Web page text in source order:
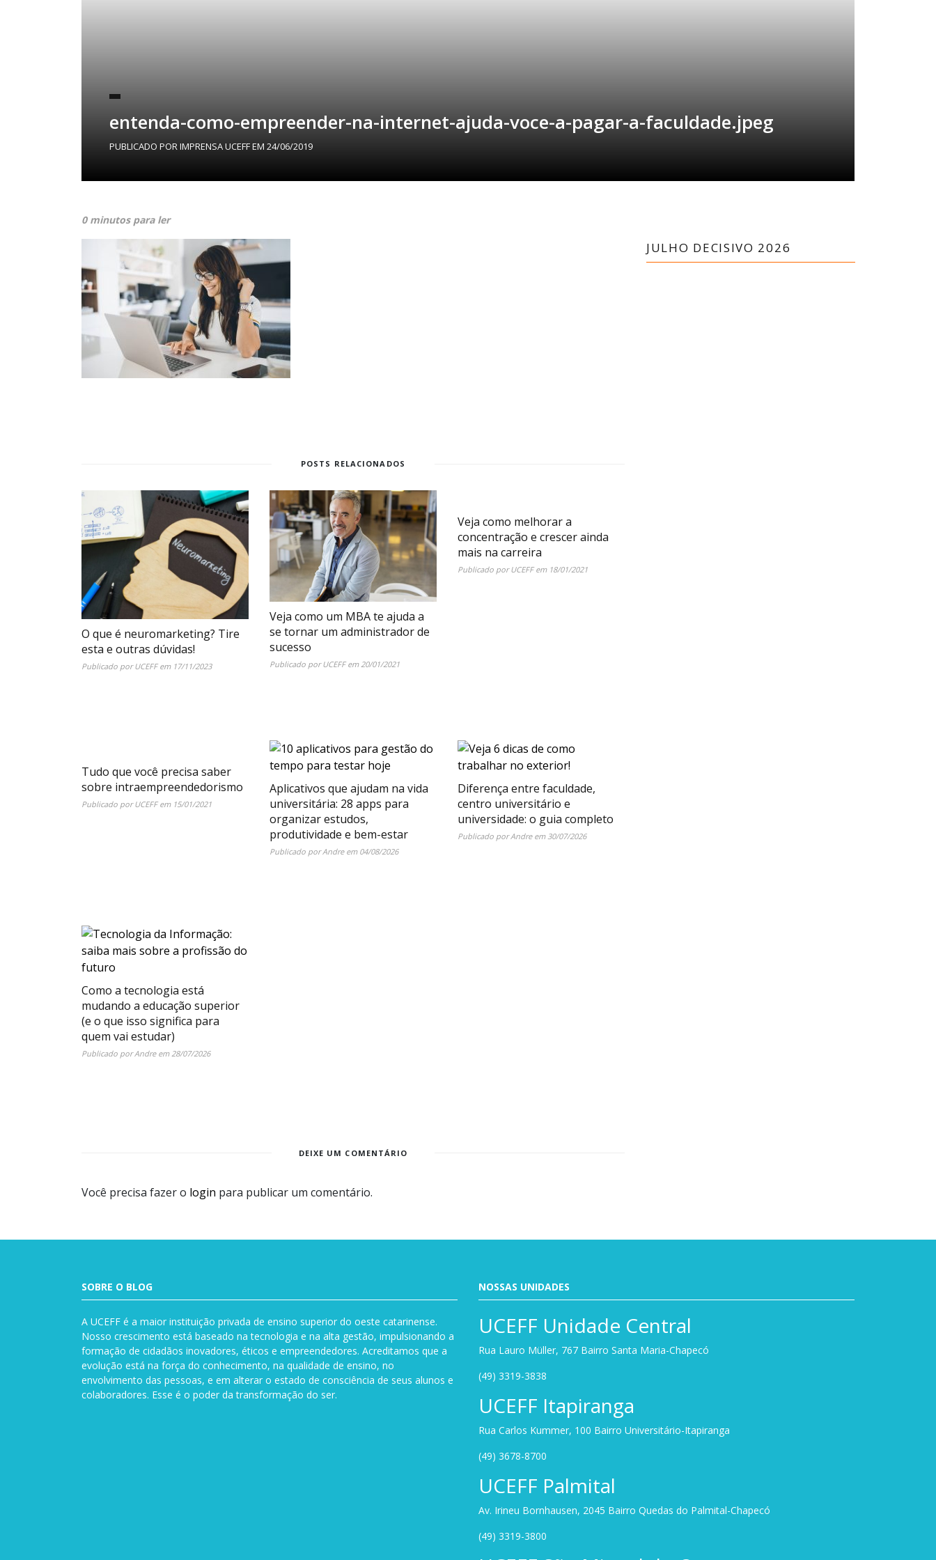
entenda-como-empreender-na-internet-ajuda-voce-a-pagar-a-faculdade.jpeg
PUBLICADO PORIMPRENSA UCEFFEM 24/06/2019
0 minutos para ler
POSTS RELACIONADOS
O que é neuromarketing? Tire
esta e outras dúvidas!
Publicado porUCEFFem 17/11/2023
Veja como um MBA te ajuda a
se tornar um administrador de
sucesso
Publicado porUCEFFem 20/01/2021
Veja como melhorar a
concentração e crescer ainda
mais na carreira
Publicado porUCEFFem 18/01/2021
Tudo que você precisa saber
sobre intraempreendedorismo
Publicado porUCEFFem 15/01/2021
Aplicativos que ajudam na vida
universitária: 28 apps para
organizar estudos,
produtividade e bem-estar
Publicado porAndreem 04/08/2026
Diferença entre faculdade,
centro universitário e
universidade: o guia completo
Publicado porAndreem 30/07/2026
Como a tecnologia está
mudando a educação superior
(e o que isso significa para
quem vai estudar)
Publicado porAndreem 28/07/2026
DEIXE UM COMENTÁRIO
Você precisa fazer o login para publicar um comentário.
JULHO DECISIVO 2026
SOBRE O BLOG
A UCEFF é a maior instituição privada de ensino superior do oeste catarinense.
Nosso crescimento está baseado na tecnologia e na alta gestão, impulsionando a
formação de cidadãos inovadores, éticos e empreendedores. Acreditamos que a
evolução está na força do conhecimento, na qualidade de ensino, no
envolvimento das pessoas, e em alterar o estado de consciência de seus alunos e
colaboradores. Esse é o poder da transformação do ser.
NOSSAS UNIDADES
UCEFF Unidade Central
Rua Lauro Müller, 767 Bairro Santa Maria-Chapecó
(49) 3319-3838
UCEFF Itapiranga
Rua Carlos Kummer, 100 Bairro Universitário-Itapiranga
(49) 3678-8700
UCEFF Palmital
Av. Irineu Bornhausen, 2045 Bairro Quedas do Palmital-Chapecó
(49) 3319-3800